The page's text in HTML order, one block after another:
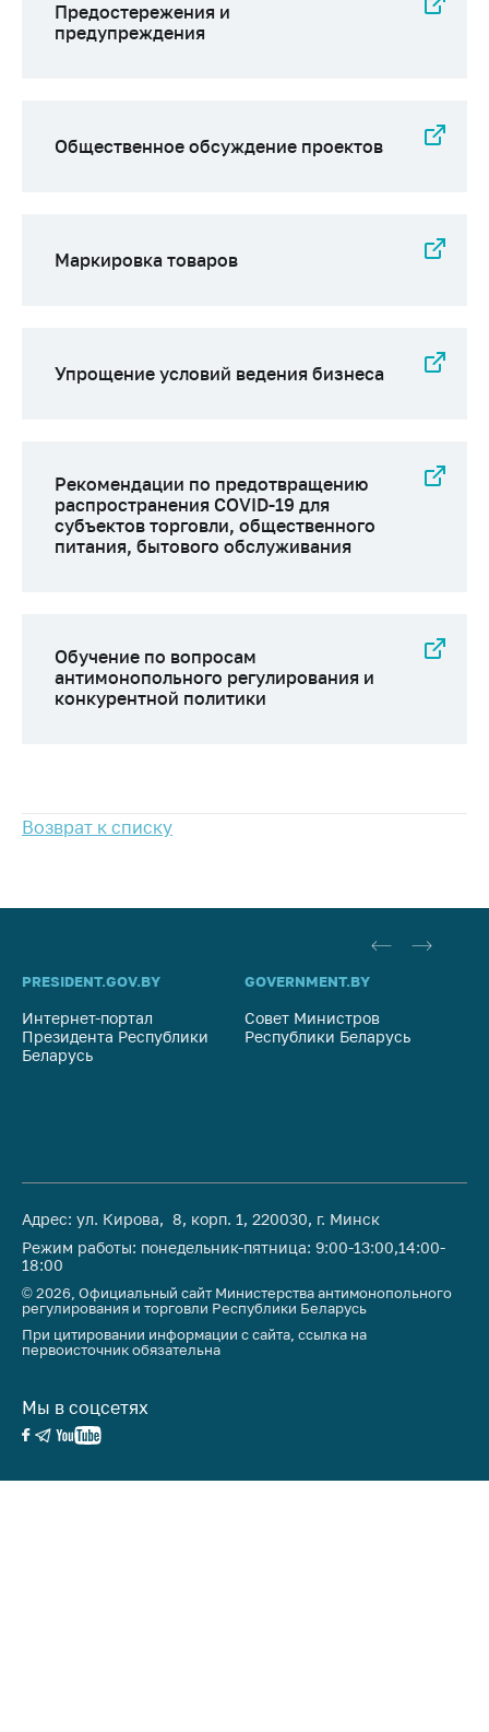
Предостережения и
предупреждения
Общественное обсуждение проектов
Маркировка товаров
Упрощение условий ведения бизнеса
Рекомендации по предотвращению
распространения COVID-19 для
субъектов торговли, общественного
питания, бытового обслуживания
Обучение по вопросам
антимонопольного регулирования и
конкурентной политики
Возврат к списку
PRESIDENT.GOV.BY
Интернет-портал
Президента Республики
Беларусь
GOVERNMENT.BY
Совет Министров
Республики Беларусь
Адрес: ул. Кирова, 8, корп. 1, 220030, г. Минск
Режим работы: понедельник-пятница: 9:00-13:00,14:00-
18:00
© 2026, Официальный сайт Министерства антимонопольного
регулирования и торговли Республики Беларусь
При цитировании информации с сайта, ссылка на
первоисточник обязательна
Мы в соцсетях